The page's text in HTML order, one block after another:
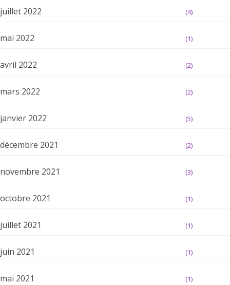
juillet 2022 (4)
mai 2022 (1)
avril 2022 (2)
mars 2022 (2)
janvier 2022 (5)
décembre 2021 (2)
novembre 2021 (3)
octobre 2021 (1)
juillet 2021 (1)
juin 2021 (1)
mai 2021 (1)